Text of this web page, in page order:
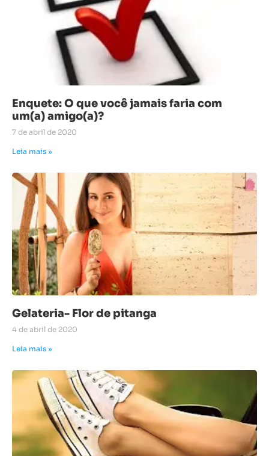
Enquete: O que você jamais faria com
um(a) amigo(a)?
7 de abril de 2020
Leia mais »
Gelateria- Flor de pitanga
4 de abril de 2020
Leia mais »